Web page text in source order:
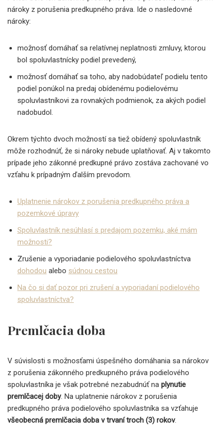
nároky z porušenia predkupného práva. Ide o nasledovné
nároky:
možnosť domáhať sa relatívnej neplatnosti zmluvy, ktorou
bol spoluvlastnícky podiel prevedený,
možnosť domáhať sa toho, aby nadobúdateľ podielu tento
podiel ponúkol na predaj obídenému podielovému
spoluvlastníkovi za rovnakých podmienok, za akých podiel
nadobudol.
Okrem týchto dvoch možností sa tiež obídený spoluvlastník
môže rozhodnúť, že si nároky nebude uplatňovať. Aj v takomto
prípade jeho zákonné predkupné právo zostáva zachované vo
vzťahu k prípadným ďalším prevodom.
Uplatnenie nárokov z porušenia predkupného práva a
pozemkové úpravy
Spoluvlastník nesúhlasí s predajom pozemku, aké mám
možnosti?
Zrušenie a vyporiadanie podielového spoluvlastníctva
dohodou alebo súdnou cestou
Na čo si dať pozor pri zrušení a vyporiadaní podielového
spoluvlastníctva?
Premlčacia doba
V súvislosti s možnosťami úspešného domáhania sa nárokov
z porušenia zákonného predkupného práva podielového
spoluvlastníka je však potrebné nezabudnúť na plynutie
premlčacej doby. Na uplatnenie nárokov z porušenia
predkupného práva podielového spoluvlastníka sa vzťahuje
všeobecná premlčacia doba v trvaní troch (3) rokov.